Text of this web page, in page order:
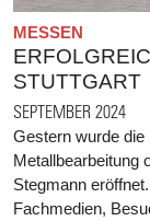
MESSEN
STUTTGART
SEPTEMBER 2024
Gestern wurde die
Metallbearbeitung
Stegmann
Fachmedien,